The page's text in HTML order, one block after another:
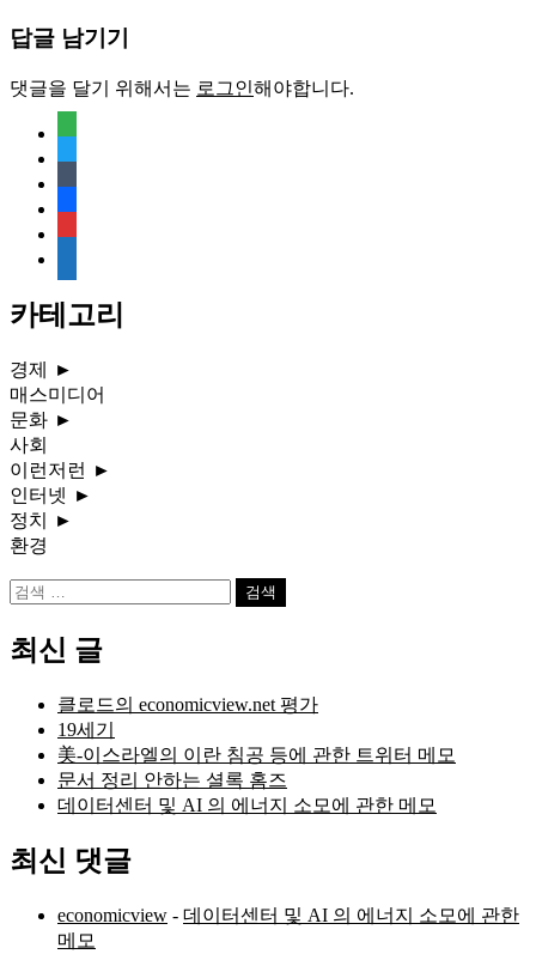
답글 남기기
댓글을 달기 위해서는 로그인해야합니다.
document
카테고리
경제
►
매스미디어
문화 ►
사회
이런저런
►
인터넷 ►
정치
►
환경
검
최신 글
클로드의 economicview.net 평가
19세기
美-이스라엘의 이란 침공 등에 관한 트위터 메모
문서 정리 안하는 셜록 홈즈
데이터센터 및 AI 의 에너지 소모에 관한 메모
최신 댓글
economicview - 데이터센터 및 AI 의 에너지 소모에 관한
메모